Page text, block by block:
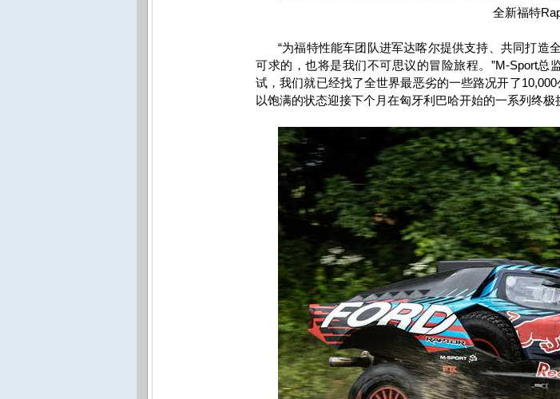
全新福特
“为福特性能车团队进军达喀尔提供支持、共同打造
可求的，也将是我们不可思议的冒险旅程。”M-Sport总
试，我们就已经找了全世界最恶劣的一些路况开了10,000
以饱满的状态迎接下个月在匈牙利巴哈开始的一系列终极